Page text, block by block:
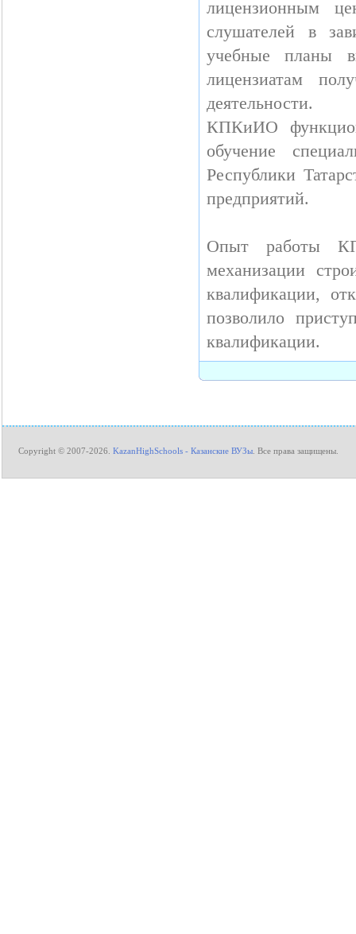
лицензионным
слушателей в
учебные планы
лицензиатам
деятельности.
КПКиИО
обучение
Республики
предприятий.
Опыт работы
механизации
квалификации,
позволило
квалификации.
Copyright © 2007-2026. KazanHighSchools - Казанские ВУЗы . Все права защищены.